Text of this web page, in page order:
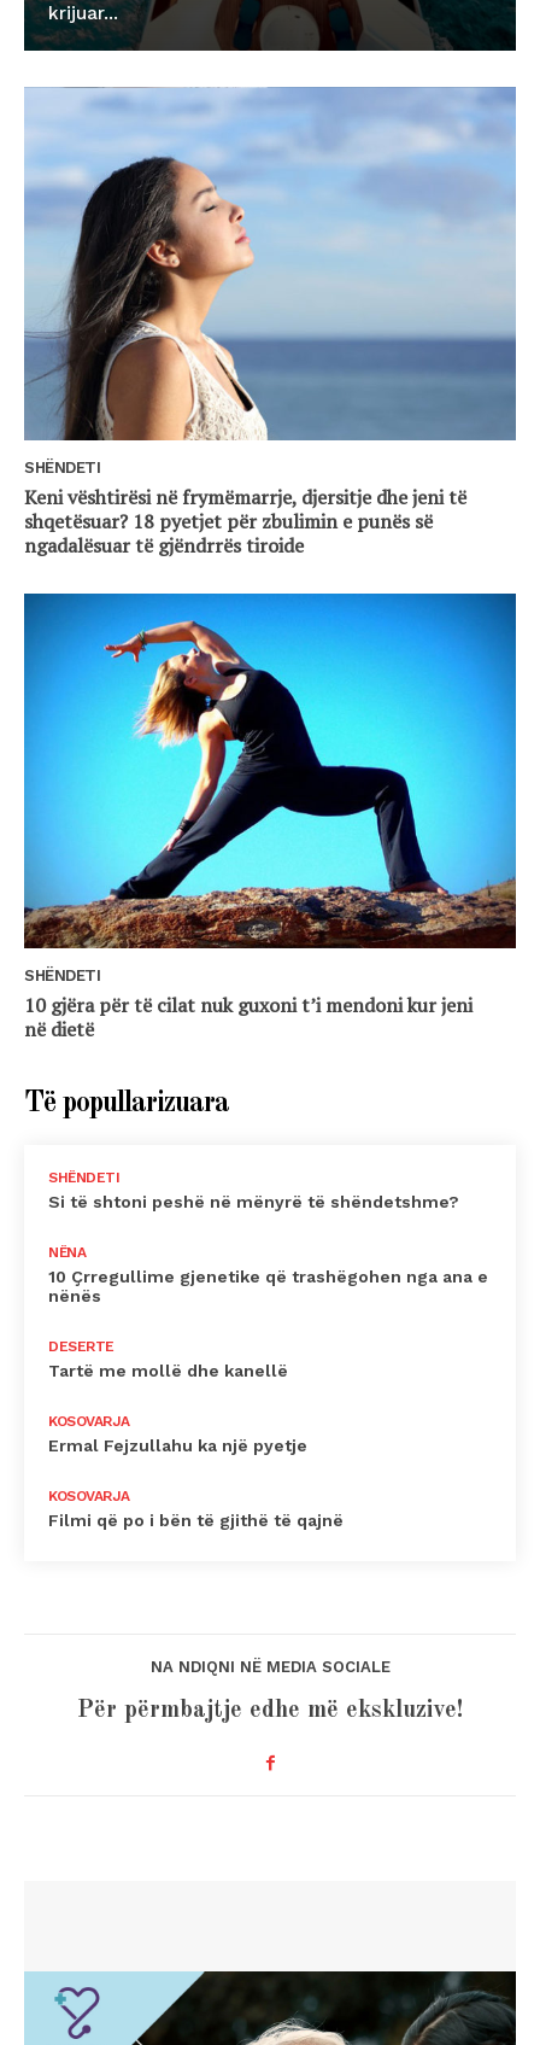
krijuar...
SHËNDETI
Keni vështirësi në frymëmarrje, djersitje dhe jeni të
shqetësuar? 18 pyetjet për zbulimin e punës së
ngadalësuar të gjëndrrës tiroide
SHËNDETI
10 gjëra për të cilat nuk guxoni t’i mendoni kur jeni
në dietë
Të popullarizuara
SHËNDETI
Si të shtoni peshë në mënyrë të shëndetshme?
NËNA
10 Çrregullime gjenetike që trashëgohen nga ana e
nënës
DESERTE
Tartë me mollë dhe kanellë
KOSOVARJA
Ermal Fejzullahu ka një pyetje
KOSOVARJA
Filmi që po i bën të gjithë të qajnë
NA NDIQNI NË MEDIA SOCIALE
Për përmbajtje edhe më ekskluzive!